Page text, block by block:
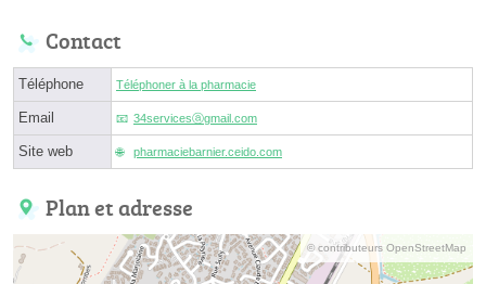
Contact
Téléphone Téléphoner à la pharmacie
Email 34servicesⓐgmail.com
Site web pharmaciebarnier.ceido.com
Plan et adresse
© contributeurs OpenStreetMap